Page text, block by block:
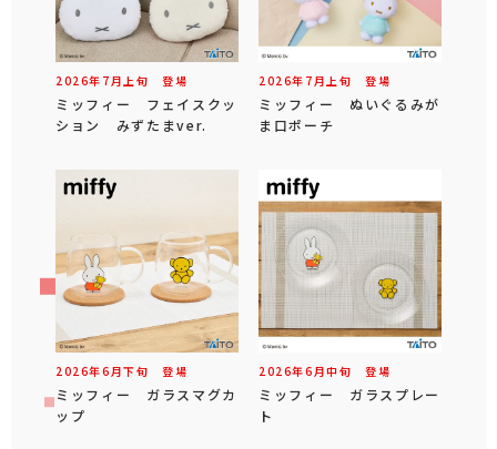
2026年 7 月 上旬 登場
ミッフィー フェイスクッ
ション みずたまver.
2026年 7 月 上旬 登場
ミッフィー ぬいぐるみが
ま口ポーチ
2026年6 月下旬 登場
ミッフィー ガラスマグカ
ップ
2026年6 月中旬 登場
ミッフィー ガラスプレー
ト